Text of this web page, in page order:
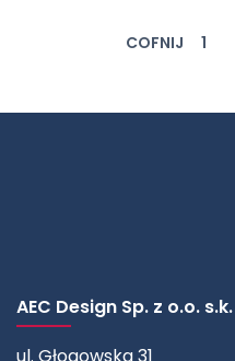
COFNIJ 1
AEC Design Sp. z o.o. s.k.